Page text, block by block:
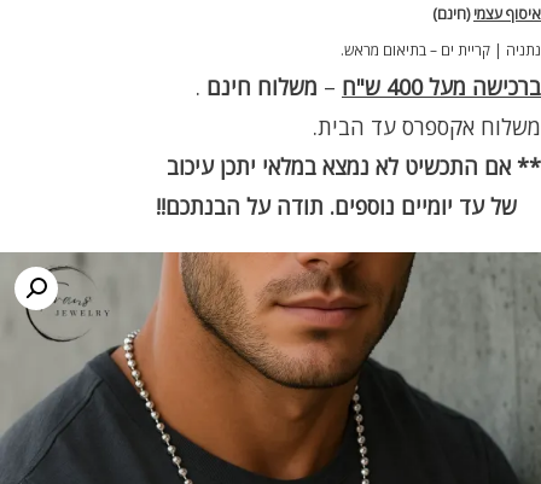
איסוף עצמי(חינם)
נתניה | קריית ים – בתיאום מראש.
ברכישה מעל 400 ש"ח – משלוח חינם .
משלוח אקספרס עד הבית.
** אם התכשיט לא נמצא במלאי יתכן עיכוב
של עד יומיים נוספים. תודה על הבנתכם!!